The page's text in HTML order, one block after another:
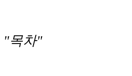
"목차"